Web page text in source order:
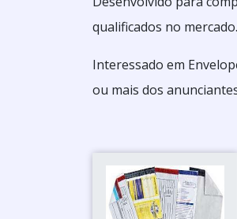
qualificados no mercado.
Interessado em
ou mais dos